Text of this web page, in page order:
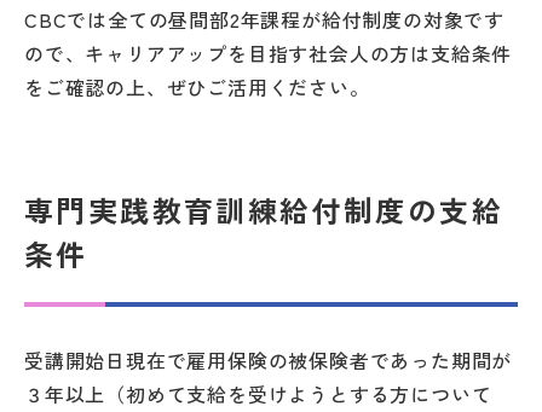
CBCでは全ての昼間部2年課程が給付制度の対象です
ので、キャリアアップを目指す社会人の方は支給条件
をご確認の上、ぜひご活用ください。
専門実践教育訓練給付制度の支給
条件
受講開始日現在で雇用保険の被保険者であった期間が
３年以上（初めて支給を受けようとする方について